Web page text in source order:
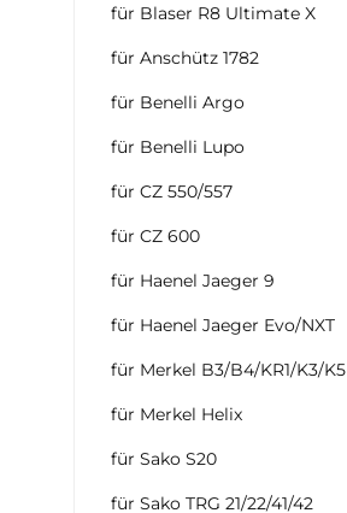
für Blaser R8 Ultimate X
für Anschütz 1782
für Benelli Argo
für Benelli Lupo
für CZ 550/557
für CZ 600
für Haenel Jaeger 9
für Haenel Jaeger Evo/NXT
für Merkel B3/B4/KR1/K3/K5
für Merkel Helix
für Sako S20
für Sako TRG 21/22/41/42